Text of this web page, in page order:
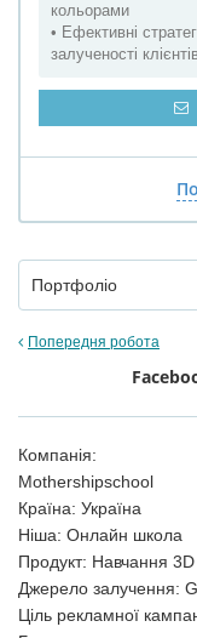
кольорами
• Ефективні
залученості
Портфоліо
Попередня робота
Компанія:
Mothershipschool
Країна: Україна
Ніша: Онлайн школа
Продукт: Навчання 3D
Джерело залучення:
Ціль рекламної